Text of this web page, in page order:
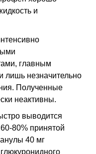
и
главным
лишь незначительно
Полученные
неактивны.
выводится
80% принятой
40 мг